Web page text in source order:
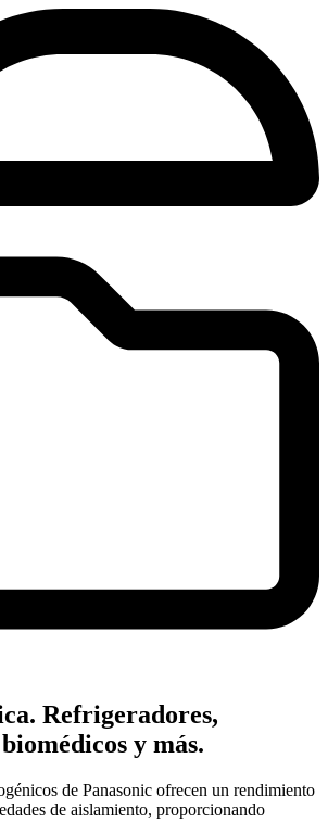
Refrigeradores,
y más.
de Panasonic ofrecen un rendimiento
de aislamiento, proporcionando